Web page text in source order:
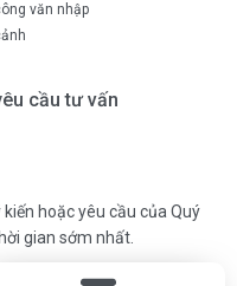
văn nhập
cầu tư vấn
hoặc yêu cầu của Quý
gian sớm nhất.